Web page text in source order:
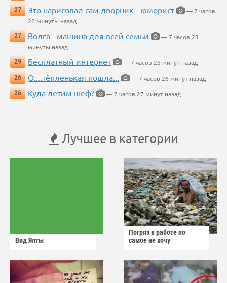
27
Это нарисовал сам дворник - юморист
— 7 часов
22 минуты назад
27
Волга - машина для всей семьи
— 7 часов 23
минуты назад
29
Бесплатный интернет
— 7 часов 25 минут назад
26
О....тёпленькая пошла...
— 7 часов 26 минут назад
26
Куда летим шеф? — 7 часов 27 минут назад
Лучшее в категории
Вид Ялты
Погряз в работе по
самое не хочу